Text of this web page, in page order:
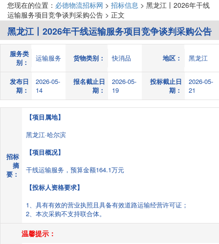
您现在的位置： 必德物流招标网 > 招标信息 > 黑龙江丨2026年干线
运输服务项目竞争谈判采购公告 > 正文
黑龙江丨2026年干线运输服务项目竞争谈判采购公告
服务类
别：
运输服务 货物类别： 快消品 地区： 黑龙江
发布日
期：
2026-05-
14
报名截止日
期：
2026-05-
19
投标截止日
期：
2026-05-
21
招标
摘
要：
【项目属地】
黑龙江·哈尔滨
【项目概况】
干线运输服务，预算金额164.1万元
【投标人资格要求】
1、具有有效的营业执照且具备有效道路运输经营许可证；
2、本次采购不支持联合体。
温馨提示：